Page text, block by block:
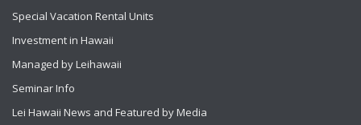
Special Vacation Rental Units
Investment in Hawaii
Managed by Leihawaii
Seminar Info
Lei Hawaii News and Featured by Media